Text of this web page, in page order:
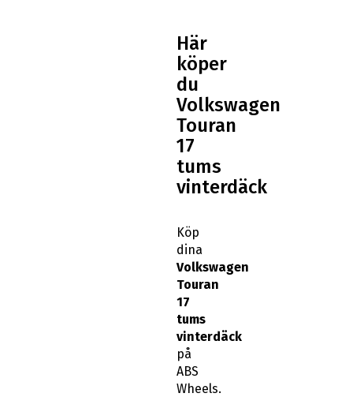
Här
köper
du
Volkswagen
Touran
17
tums
vinterdäck
Köp
dina
Volkswagen
Touran
17
tums
vinterdäck
på
ABS
Wheels.